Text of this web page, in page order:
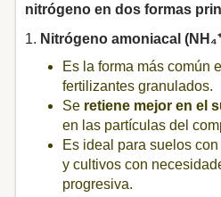
nitrógeno en dos formas
1. Nitrógeno amoniacal
Es la forma más común
fertilizantes granulados.
Se retiene mejor en el
en las partículas del
Es ideal para suelos
y cultivos con
progresiva.